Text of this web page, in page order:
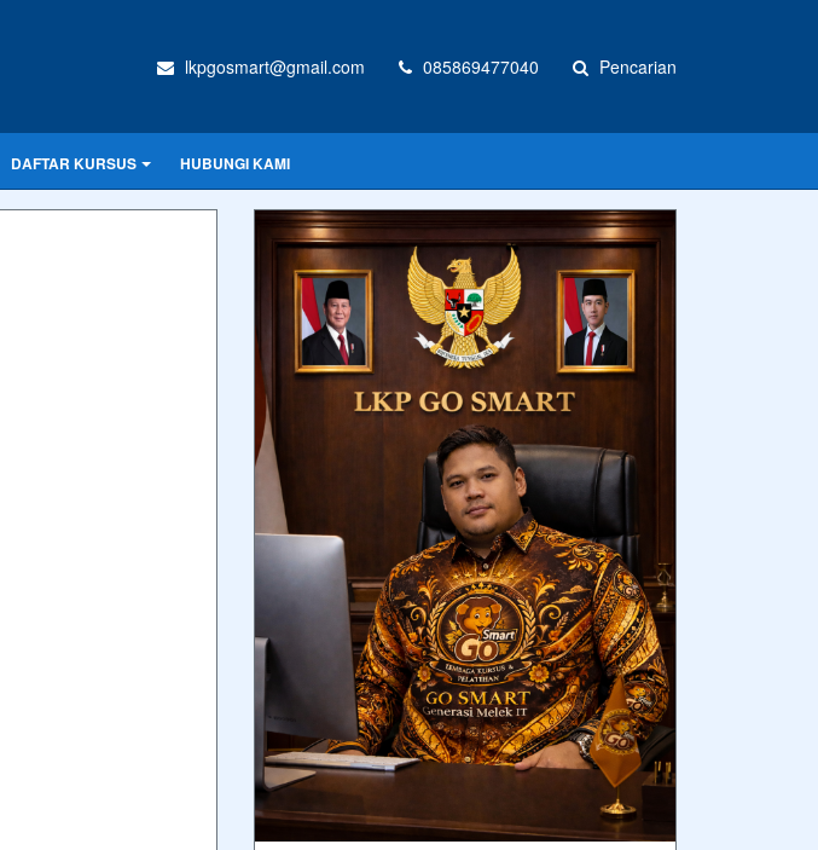
lkpgosmart@gmail.com 085869477040 Pencarian
DAFTAR KURSUS HUBUNGI KAMI